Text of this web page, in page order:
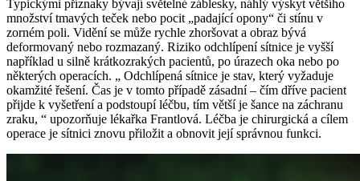
Typickými příznaky bývají světelné záblesky, náhlý výskyt většího
množství tmavých teček nebo pocit „padající opony“ či stínu v
zorném poli. Vidění se může rychle zhoršovat a obraz bývá
deformovaný nebo rozmazaný. Riziko odchlípení sítnice je vyšší
například u silně krátkozrakých pacientů, po úrazech oka nebo po
některých operacích. „ Odchlípená sítnice je stav, který vyžaduje
okamžité řešení. Čas je v tomto případě zásadní – čím dříve pacient
přijde k vyšetření a podstoupí léčbu, tím větší je šance na záchranu
zraku, “ upozorňuje lékařka Frantlová. Léčba je chirurgická a cílem
operace je sítnici znovu přiložit a obnovit její správnou funkci.